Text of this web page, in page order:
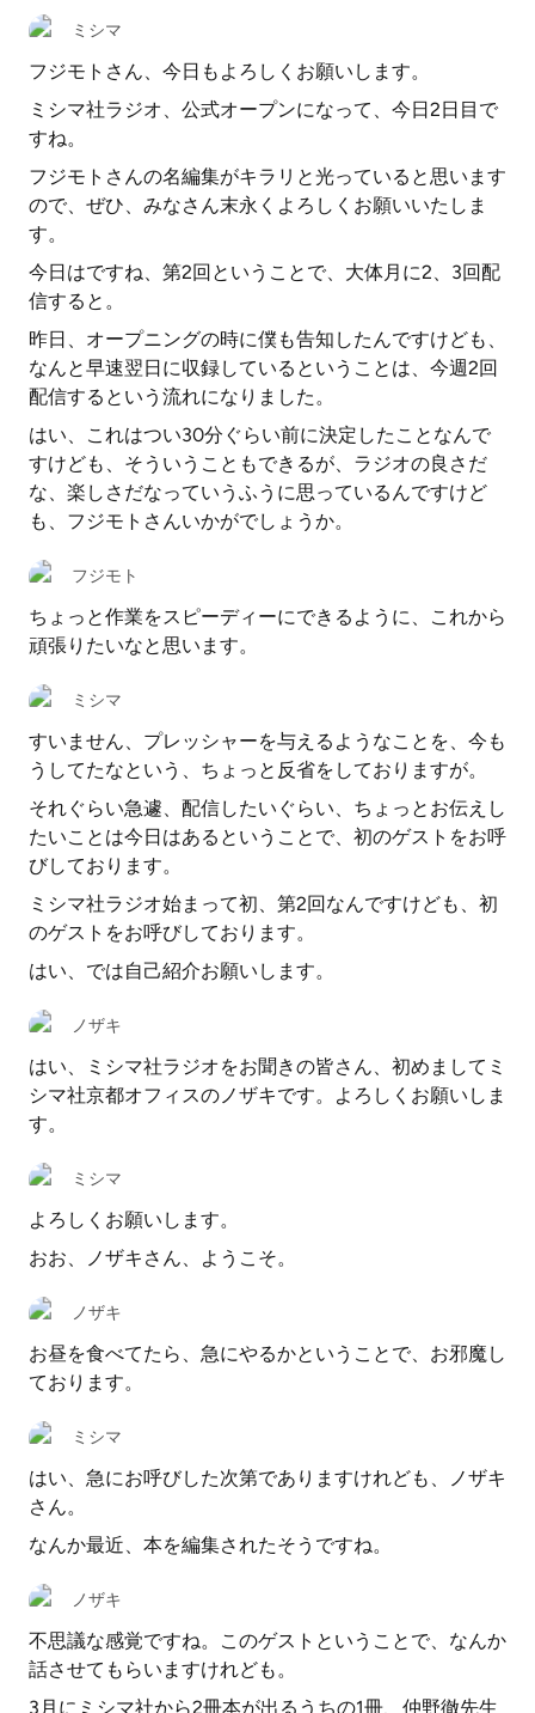
ミシマ
フジモトさん、今日もよろしくお願いします。
ミシマ社ラジオ、公式オープンになって、今日2日目で
すね。
フジモトさんの名編集がキラリと光っていると思います
ので、ぜひ、みなさん末永くよろしくお願いいたしま
す。
今日はですね、第2回ということで、大体月に2、3回配
信すると。
昨日、オープニングの時に僕も告知したんですけども、
なんと早速翌日に収録しているということは、今週2回
配信するという流れになりました。
はい、これはつい30分ぐらい前に決定したことなんで
すけども、そういうこともできるが、ラジオの良さだ
な、楽しさだなっていうふうに思っているんですけど
も、フジモトさんいかがでしょうか。
フジモト
ちょっと作業をスピーディーにできるように、これから
頑張りたいなと思います。
ミシマ
すいません、プレッシャーを与えるようなことを、今も
うしてたなという、ちょっと反省をしておりますが。
それぐらい急遽、配信したいぐらい、ちょっとお伝えし
たいことは今日はあるということで、初のゲストをお呼
びしております。
ミシマ社ラジオ始まって初、第2回なんですけども、初
のゲストをお呼びしております。
はい、では自己紹介お願いします。
ノザキ
はい、ミシマ社ラジオをお聞きの皆さん、初めましてミ
シマ社京都オフィスのノザキです。よろしくお願いしま
す。
ミシマ
よろしくお願いします。
おお、ノザキさん、ようこそ。
ノザキ
お昼を食べてたら、急にやるかということで、お邪魔し
ております。
ミシマ
はい、急にお呼びした次第でありますけれども、ノザキ
さん。
なんか最近、本を編集されたそうですね。
ノザキ
不思議な感覚ですね。このゲストということで、なんか
話させてもらいますけれども。
3月にミシマ社から2冊本が出るうちの1冊、仲野徹先生